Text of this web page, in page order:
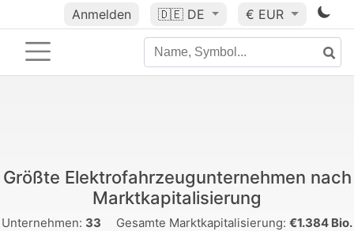
Anmelden 🇩🇪 DE € EUR
Größte Elektrofahrzeugunternehmen nach
Marktkapitalisierung
Unternehmen: 33 Gesamte Marktkapitalisierung: €1.384 Bio.